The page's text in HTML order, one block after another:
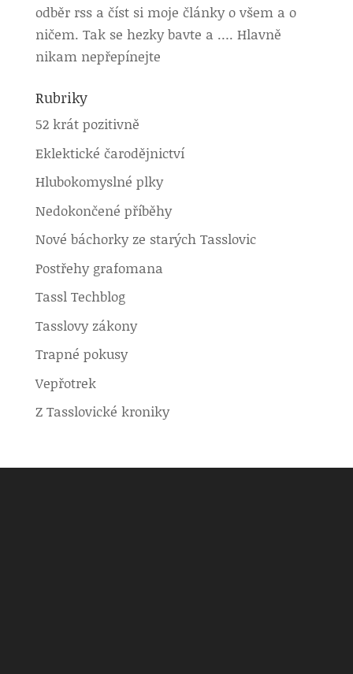
odběr rss a číst si moje články o všem a o
ničem. Tak se hezky bavte a …. Hlavně
nikam nepřepínejte
Rubriky
52 krát pozitivně
Eklektické čarodějnictví
Hlubokomyslné plky
Nedokončené příběhy
Nové báchorky ze starých Tasslovic
Postřehy grafomana
Tassl Techblog
Tasslovy zákony
Trapné pokusy
Vepřotrek
Z Tasslovické kroniky